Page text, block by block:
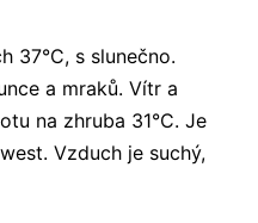
37°C, s slunečno.
a mraků. Vítr a
na zhruba 31°C. Je
Vzduch je suchý,